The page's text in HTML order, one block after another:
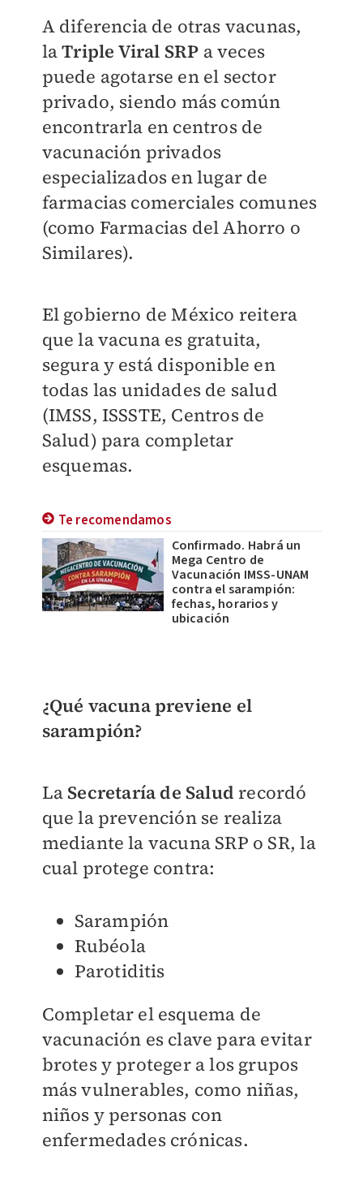
A diferencia de otras vacunas,
laTriple Viral SRP a veces
puede agotarse en el sector
privado, siendo más común
encontrarla en centros de
vacunación privados
especializados en lugar de
farmacias comerciales comunes
(como Farmacias del Ahorro o
Similares).
El gobierno de México reitera
que la vacuna es gratuita,
segura y está disponible en
todas las unidades de salud
(IMSS, ISSSTE, Centros de
Salud) para completar
esquemas.
Te recomendamos
Confirmado. Habrá un
Mega Centro de
Vacunación IMSS-UNAM
contra el sarampión:
fechas, horarios y
ubicación
¿Qué vacuna previene el
sarampión?
LaSecretaría de Salud recordó
que la prevención se realiza
mediante la vacuna SRP o SR, la
cual protege contra:
Sarampión
Rubéola
Parotiditis
Completar el esquema de
vacunación es clave para evitar
brotes y proteger a los grupos
más vulnerables, como niñas,
niños y personas con
enfermedades crónicas.